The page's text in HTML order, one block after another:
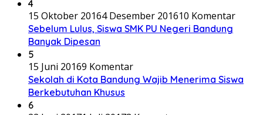
4
15 Oktober 20164 Desember 201610 Komentar
Sebelum Lulus, Siswa SMK PU Negeri Bandung
Banyak Dipesan
5
15 Juni 20169 Komentar
Sekolah di Kota Bandung Wajib Menerima Siswa
Berkebutuhan Khusus
6